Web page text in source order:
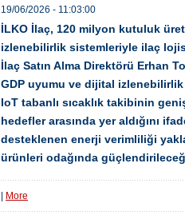
19/06/2026 - 11:03:00
İLKO İlaç, 120 milyon kutuluk
izlenebilirlik sistemleriyle ilaç
İlaç Satın Alma Direktörü Erhan
GDP uyumu ve dijital
IoT tabanlı sıcaklık takibinin
hedefler arasında yer aldığını
desteklenen enerji verimliliği
ürünleri odağında
More